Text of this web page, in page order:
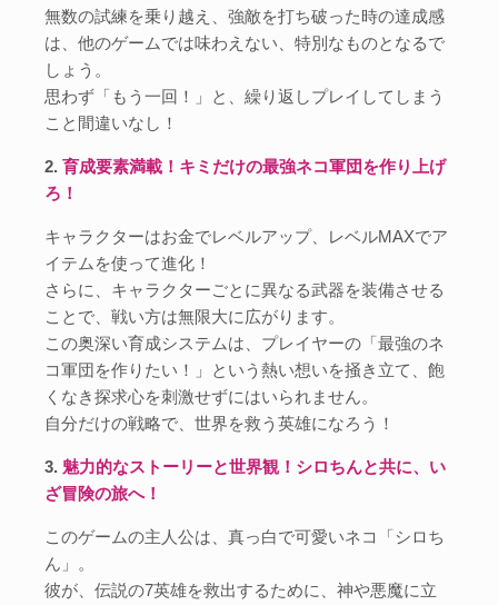
無数の試練を乗り越え、強敵を打ち破った時の達成感
は、他のゲームでは味わえない、特別なものとなるで
しょう。
思わず「もう一回！」と、繰り返しプレイしてしまう
こと間違いなし！
2.育成要素満載！キミだけの最強ネコ軍団を作り上げ
ろ！
キャラクターはお金でレベルアップ、レベルMAXでア
イテムを使って進化！
さらに、キャラクターごとに異なる武器を装備させる
ことで、戦い方は無限大に広がります。
この奥深い育成システムは、プレイヤーの「最強のネ
コ軍団を作りたい！」という熱い想いを掻き立て、飽
くなき探求心を刺激せずにはいられません。
自分だけの戦略で、世界を救う英雄になろう！
3. 魅力的なストーリーと世界観！シロちんと共に、い
ざ冒険の旅へ！
このゲームの主人公は、真っ白で可愛いネコ「シロち
ん」。
彼が、伝説の7英雄を救出するために、神や悪魔に立